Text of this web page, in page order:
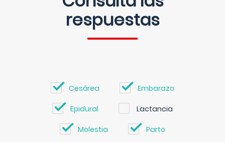
respuestas
Cesárea Embarazo
Epidural Lactancia
Molestia Parto